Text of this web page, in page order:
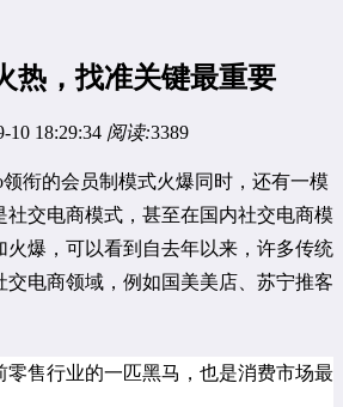
热，找准关键最重要
10 18:29:34 阅读:3389
衔的会员制模式火爆同时，还有一模
社交电商模式，甚至在国内社交电商模
火爆，可以看到自去年以来，许多传统
交电商领域，例如国美美店、苏宁推客
零售行业的一匹黑马，也是消费市场最